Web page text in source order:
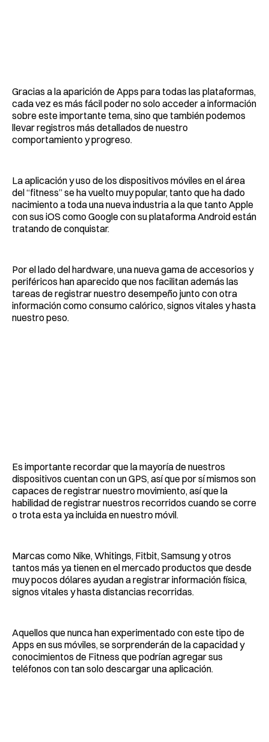
Gracias a la aparición de Apps para todas las plataformas,
cada vez es más fácil poder no solo acceder a información
sobre este importante tema, sino que también podemos
llevar registros más detallados de nuestro
comportamiento y progreso.
La aplicación y uso de los dispositivos móviles en el área
del “fitness” se ha vuelto muy popular, tanto que ha dado
nacimiento a toda una nueva industria a la que tanto Apple
con sus iOS como Google con su plataforma Android están
tratando de conquistar.
Por el lado del hardware, una nueva gama de accesorios y
periféricos han aparecido que nos facilitan además las
tareas de registrar nuestro desempeño junto con otra
información como consumo calórico, signos vitales y hasta
nuestro peso.
Es importante recordar que la mayoría de nuestros
dispositivos cuentan con un GPS, así que por sí mismos son
capaces de registrar nuestro movimiento, así que la
habilidad de registrar nuestros recorridos cuando se corre
o trota esta ya incluida en nuestro móvil.
Marcas como Nike, Whitings, Fitbit, Samsung y otros
tantos más ya tienen en el mercado productos que desde
muy pocos dólares ayudan a registrar información física,
signos vitales y hasta distancias recorridas.
Aquellos que nunca han experimentado con este tipo de
Apps en sus móviles, se sorprenderán de la capacidad y
conocimientos de Fitness que podrían agregar sus
teléfonos con tan solo descargar una aplicación.